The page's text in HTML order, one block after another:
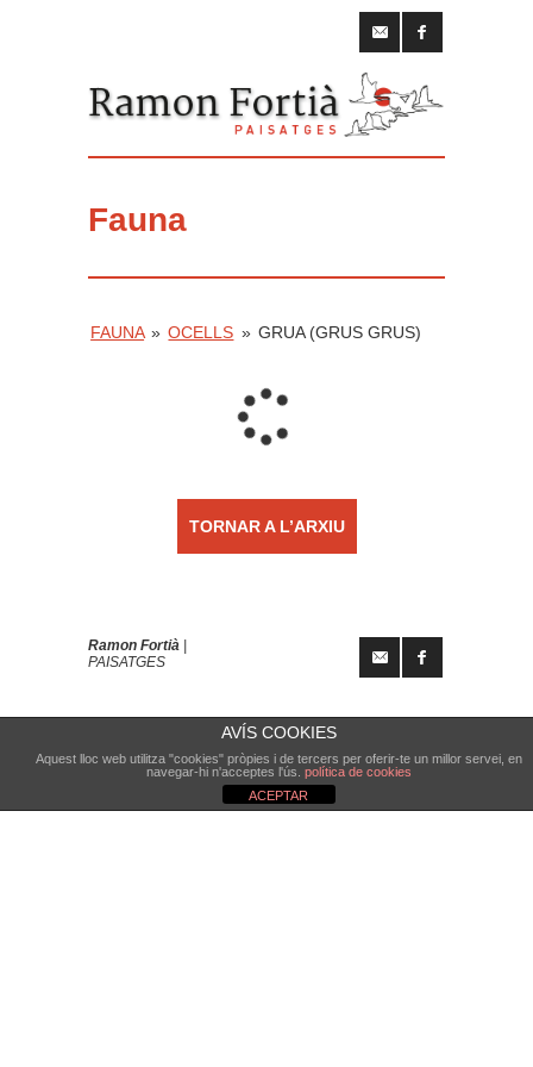
Fauna
FAUNA » OCELLS » GRUA (GRUS GRUS)
TORNAR A L’ARXIU
Ramon Fortià
PAISATGES
AVÍS COOKIES
Aquest lloc web utilitza "cookies" pròpies i de tercers per oferir-te un millor servei, en
navegar-hi n'acceptes l'ús. política de cookies
ACEPTAR